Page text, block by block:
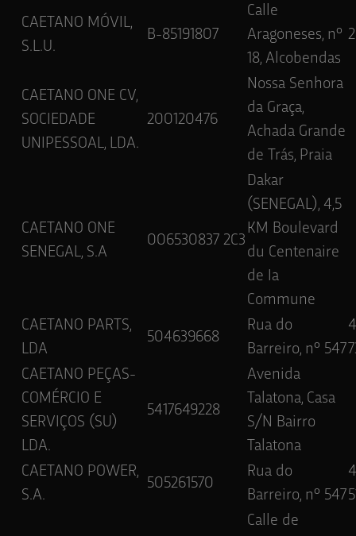
CAETANO MÓVIL,
S.L.U.
B-85191807
Calle
Aragoneses, nº
18, Alcobendas
CAETANO ONE CV,
SOCIEDADE
UNIPESSOAL, LDA.
200120476
Nossa Senhora
da Graça,
Achada Grande
de Trás, Praia
CAETANO ONE
SENEGAL, S.A
006530837 2C3
Dakar
(SENEGAL), 4,5
KM Boulevard
du Centenaire
de Ia
Commune
CAETANO PARTS,
LDA
504639668
Rua do
Barreiro, nº 547
CAETANO PEÇAS-
COMÉRCIO E
SERVIÇOS (SU)
LDA.
5417649228
Avenida
Talatona, Casa
S/N Bairro
Talatona
CAETANO POWER,
S.A.
505261570
Rua do
Barreiro, nº 547
Calle de